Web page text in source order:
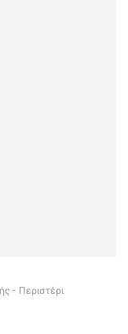
- Περιστέρι